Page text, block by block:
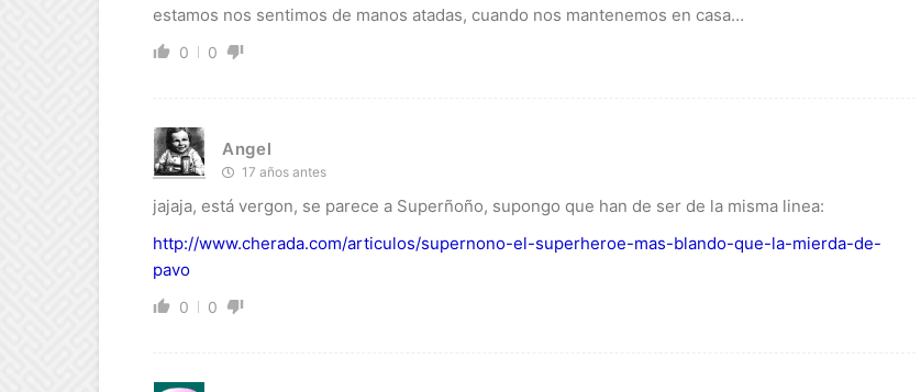
estamos nos sentimos de manos atadas, cuando nos mantenemos en casa…
0 0
Angel
17 años antes
jajaja, está vergon, se parece a Superñoño, supongo que han de ser de la misma linea:
http://www.cherada.com/articulos/supernono-el-superheroe-mas-blando-que-la-mierda-de-
pavo
0 0